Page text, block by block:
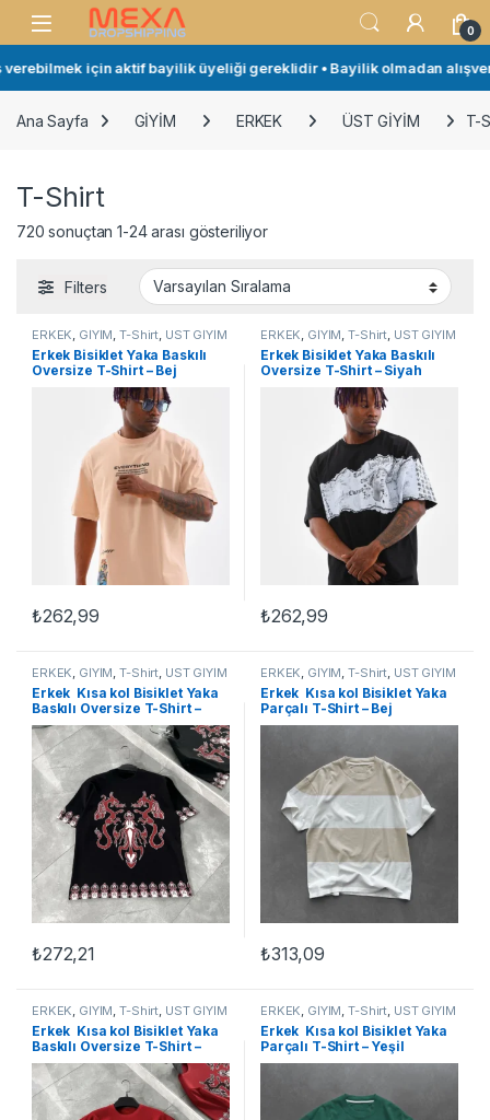
Skip to navigation
Skip to content
Open 0
için aktif bayilik üyeliği gereklidir • Bayilik olmadan alışveriş
Ana Sayfa GİYİM ERKEK ÜST GİYİM T-
T-Shirt
720 sonuçtan 1-24 arası gösteriliyor
Filters
ERKEK, GİYİM,T-Shirt, ÜST GİYİM
Erkek Bisiklet Yaka Baskılı
Oversize T-Shirt – Bej
₺262,99
Bu ürünün birden fazla varyasyonu var. Seçenekler ürün
ERKEK, GİYİM,T-Shirt, ÜST GİYİM
Erkek Bisiklet Yaka Baskılı
Oversize T-Shirt – Siyah
₺262,99
Bu ürünün birden fazla
ERKEK, GİYİM,T-Shirt, ÜST GİYİM
Erkek Kısa kol Bisiklet Yaka
Baskılı Oversize T-Shirt –
Siyah
₺272,21
Bu ürünün birden fazla varyasyonu var. Seçenekler ürün
ERKEK, GİYİM,T-Shirt, ÜST GİYİM
Erkek Kısa kol Bisiklet Yaka
Parçalı T-Shirt – Bej
₺313,09
Bu ürünün birden fazla
ERKEK GİYİM ,T-Shirt ÜST GİYİM
Erkek Kısa kol Bisiklet Yaka
Baskılı Oversize T-Shirt –
Kırmızı
ERKEK GİYİM ,T-Shirt ÜST GİYİM
Erkek Kısa kol Bisiklet Yaka
Parçalı T-Shirt – Yeşil